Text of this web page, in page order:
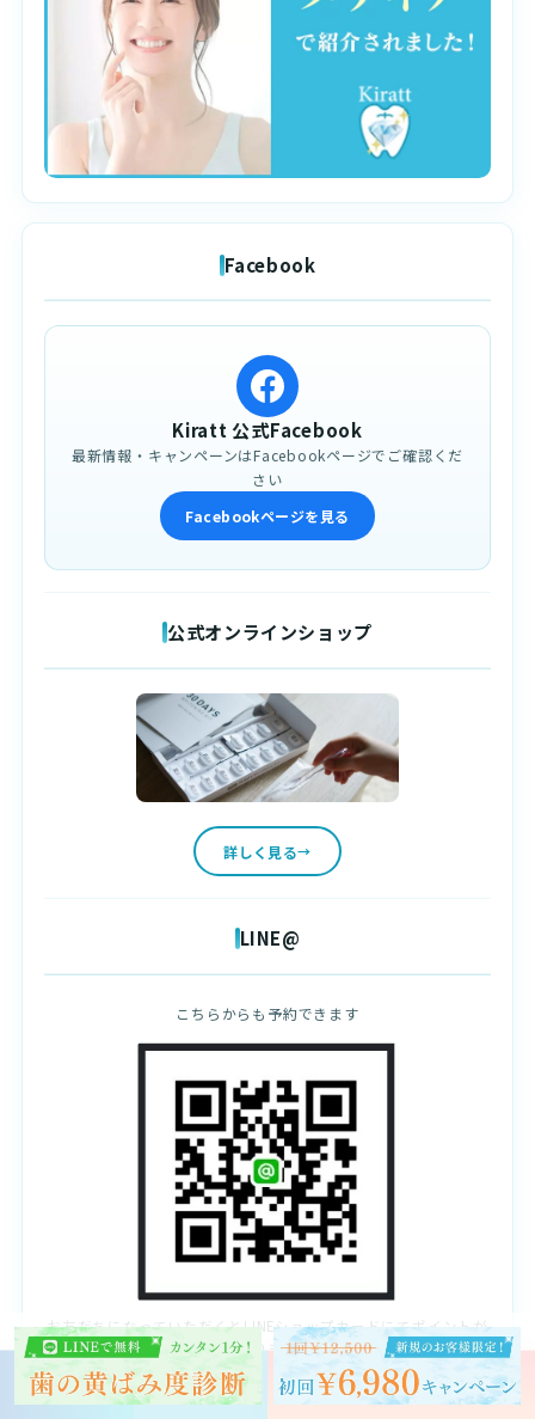
クリスタル会員 お問い合わせ 予約する
Facebook
Kiratt 公式Facebook
最新情報・キャンペーンはFacebookページでご確認くだ
さい
Facebookページを見る
公式オンラインショップ
詳しく見る
LINE@
こちらからも予約できます
お友だちになっていただくとLINEショップカードにてポイントが
貯まります。
詳しく見る